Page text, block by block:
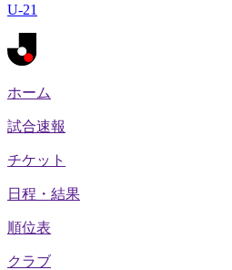
U-21
ホーム
試合速報
チケット
日程・結果
順位表
クラブ